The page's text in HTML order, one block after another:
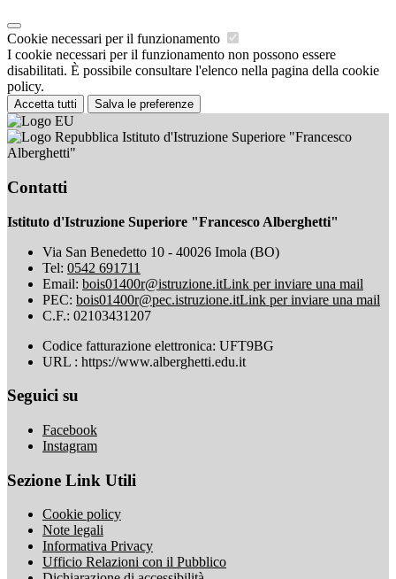
Cookie necessari per il funzionamento
I cookie necessari per il funzionamento non possono essere
disabilitati. È possibile consultare l'elenco nella pagina della cookie
policy.
Accetta tutti Salva le preferenze
Istituto d'Istruzione Superiore "Francesco
Alberghetti"
Contatti
Istituto d'Istruzione Superiore "Francesco Alberghetti"
Via San Benedetto 10 - 40026 Imola (BO)
Tel: 0542 691711
Email: bois01400r@istruzione.itLink per inviare una mail
PEC: bois01400r@pec.istruzione.itLink per inviare una mail
C.F.: 02103431207
Codice fatturazione elettronica: UFT9BG
URL : https://www.alberghetti.edu.it
Seguici su
Facebook
Instagram
Sezione Link Utili
Cookie policy
Note legali
Informativa Privacy
Ufficio Relazioni con il Pubblico